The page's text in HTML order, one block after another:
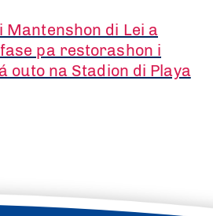
di Lei a
pa restorashon i
outo na Stadion di Playa